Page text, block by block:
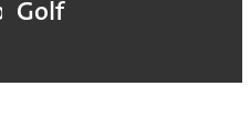
Golf